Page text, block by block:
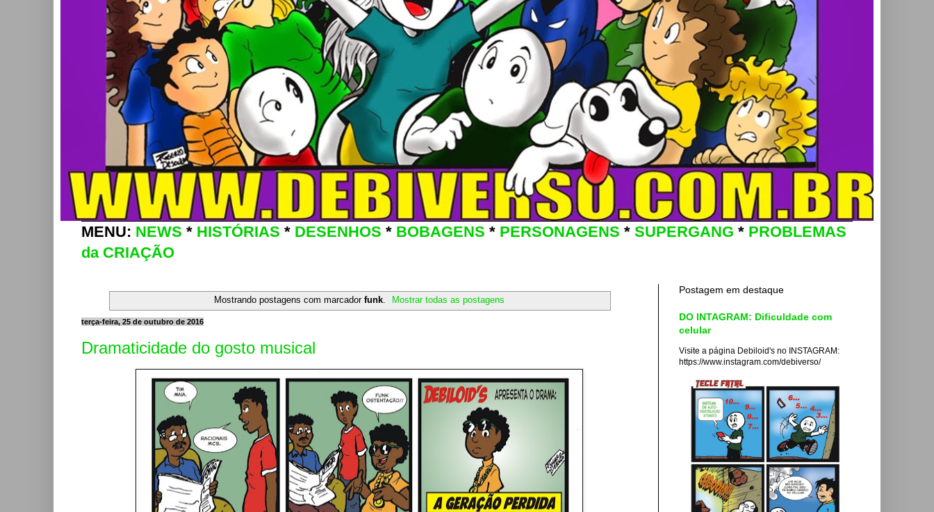
MENU: NEWS * HISTÓRIAS * DESENHOS * BOBAGENS * PERSONAGENS * SUPERGANG * PROBLEMAS
da CRIAÇÃO
Mostrando postagens com marcador funk. Mostrar todas as postagens
terça-feira, 25 de outubro de 2016
Dramaticidade do gosto musical
Postagem em destaque
DO INTAGRAM: Dificuldade com
celular
Visite a página Debiloid's no INSTAGRAM:
https://www.instagram.com/debiverso/